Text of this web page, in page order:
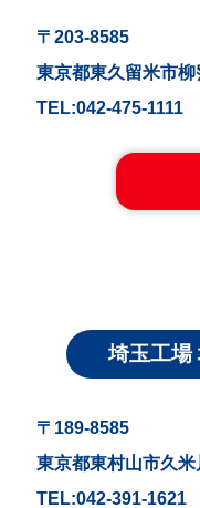
〒203-8585
東京都東久留米市柳
TEL:042-475-1111
埼玉工場
〒189-8585
東京都東村山市久
TEL:042-391-1621